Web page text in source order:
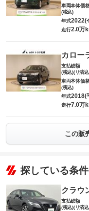
車両本体価
(税込)
年式2022(
走行2.0万
カロー
支払総額
(税込)(リ済
車両本体価
(税込)
年式2018(
走行7.0万
この販
探している条
クラウ
支払総額
(税込)(リ済